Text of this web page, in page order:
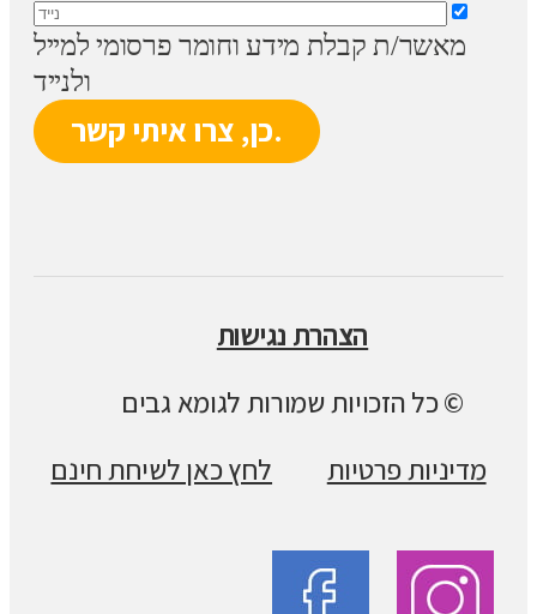
מאשר/ת קבלת מידע וחומר פרסומי למייל
ולנייד
הצהרת נגישות
© כל הזכויות שמורות לגומא גבים
מדיניות פרטיות
לחץ כאן לשיחת חינם